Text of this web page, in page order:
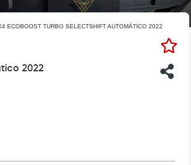
ECOBOOST TURBO SELECTSHIFT AUTOMÁTICO 2022
2022